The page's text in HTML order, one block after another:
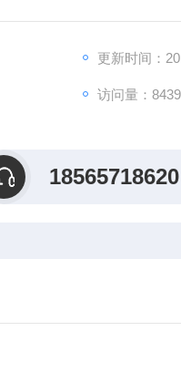
更新时间：
访问量：8439
18565718620